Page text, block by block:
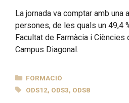
La jornada va comptar amb
persones, de les quals un 49,4
Facultat de Farmàcia i Ciències
Campus Diagonal.
CATEGORIES
FORMACIÓ
ETIQUETES
ODS12, ODS3, ODS8